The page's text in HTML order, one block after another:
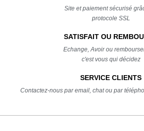
Site et paiement sécurisé
protocole SSL
SATISFAIT OU
Echange, Avoir ou
c'est vous qui décidez
SERVICE CLIENTS
Contactez-nous par email, chat ou par